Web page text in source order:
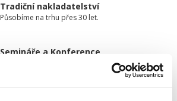
Tradiční nakladatelství
Působíme na trhu přes 30 let.
Semináře a Konference
Vzdělávejte se s Akademií C. H. Beck.